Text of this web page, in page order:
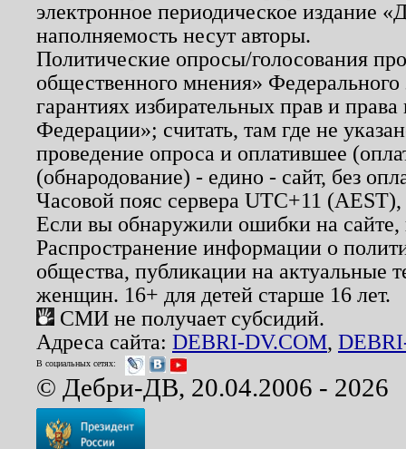
электронное периодическое издание
наполняемость несут авторы.
Политические опросы/голосования
общественного мнения»
гарантиях избирательных прав и
Федерации»; считать, там где не
проведение опроса и оплатившее
(обнародование) - едино - сайт, без
Часовой пояс сервера UTC+11
Если вы обнаружили ошибки на
Распространение информации о
общества, публикации на актуальные
женщин. 16+ для детей старше 16 лет.
СМИ не получает субсидий.
Адреса сайта: DEBRI-DV.COM,
В социальных сетях:
© Дебри-ДВ, 20.04.2006 - 2026